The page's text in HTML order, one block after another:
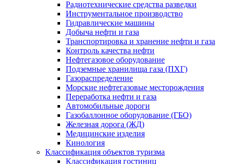
Радиотехнические средства разведки
Инструментальное производство
Гидравлические машины
Добыча нефти и газа
Транспортировка и хранение нефти и газа
Контроль качества нефти
Нефтегазовое оборудование
Подземные хранилища газа (ПХГ)
Газораспределение
Морские нефтегазовые месторождения
Переработка нефти и газа
Автомобильные дороги
Газобаллонное оборудование (ГБО)
Железная дорога (ЖД)
Медицинские изделия
Кинология
Классификация объектов туризма
Классификация гостиниц